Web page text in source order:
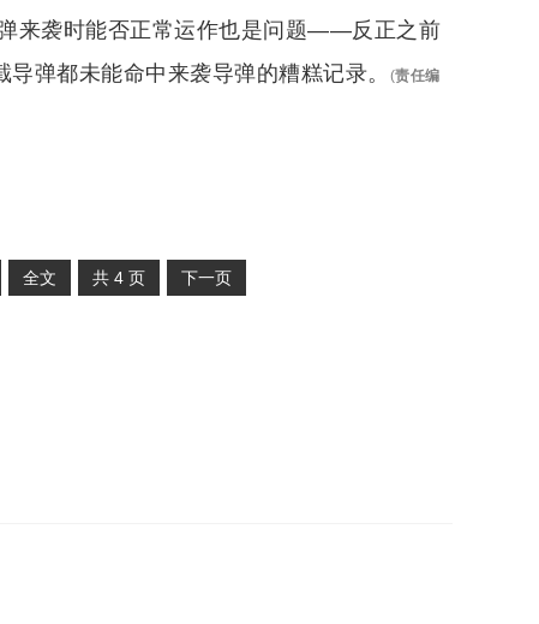
来袭时能否正常运作也是问题——反正之前
弹都未能命中来袭导弹的糟糕记录。
(责任编
全文 共 4 页 下一页